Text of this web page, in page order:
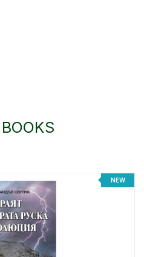
BOOKS
NEW